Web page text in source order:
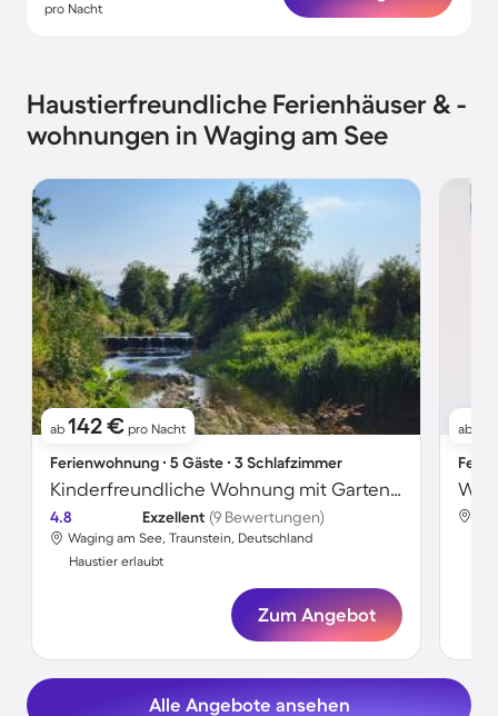
pro Nacht
Haustierfreundliche Ferienhäuser & -
wohnungen in Waging am See
ab 142 € pro Nacht
Ferienwohnung ∙ 5 Gäste ∙ 3 Schlafzimmer
Kinderfreundliche Wohnung mit Garten und Grill | Flussblick | Haustierfreundlich
4.8 Exzellent (9 Bewertungen)
Waging am See, Traunstein, Deutschland
Haustier erlaubt
Zum Angebot
ab
Alle Angebote ansehen